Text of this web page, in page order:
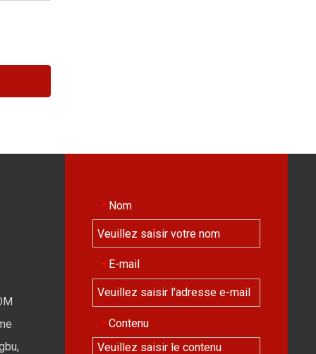
* Nom
* E-mail
* Contenu